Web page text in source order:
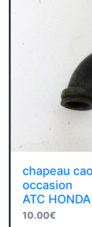
chapeau
occasion
ATC
10.00€